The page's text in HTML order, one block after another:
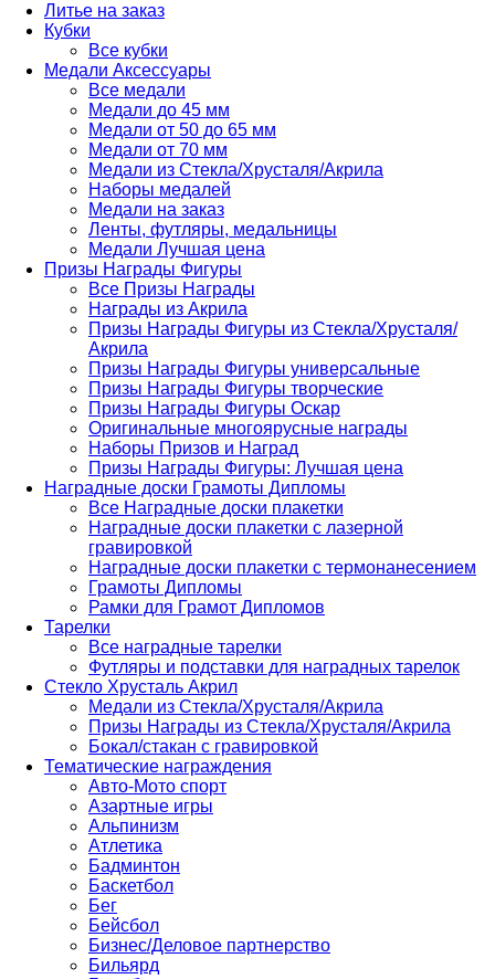
Литье на заказ
Кубки
Все кубки
Медали Аксессуары
Все медали
Медали до 45 мм
Медали от 50 до 65 мм
Медали от 70 мм
Медали из Стекла/Хрусталя/Акрила
Наборы медалей
Медали на заказ
Ленты, футляры, медальницы
Медали Лучшая цена
Призы Награды Фигуры
Все Призы Награды
Награды из Акрила
Призы Награды Фигуры из Стекла/Хрусталя/
Акрила
Призы Награды Фигуры универсальные
Призы Награды Фигуры творческие
Призы Награды Фигуры Оскар
Оригинальные многоярусные награды
Наборы Призов и Наград
Призы Награды Фигуры: Лучшая цена
Наградные доски Грамоты Дипломы
Все Наградные доски плакетки
Наградные доски плакетки с лазерной
гравировкой
Наградные доски плакетки с термонанесением
Грамоты Дипломы
Рамки для Грамот Дипломов
Тарелки
Все наградные тарелки
Футляры и подставки для наградных тарелок
Стекло Хрусталь Акрил
Медали из Стекла/Хрусталя/Акрила
Призы Награды из Стекла/Хрусталя/Акрила
Бокал/стакан с гравировкой
Тематические награждения
Авто-Мото спорт
Азартные игры
Альпинизм
Атлетика
Бадминтон
Баскетбол
Бег
Бейсбол
Бизнес/Деловое партнерство
Бильярд